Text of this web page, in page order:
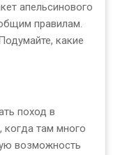
апельсинового
правилам.
какие
поход в
когда там много
возможность